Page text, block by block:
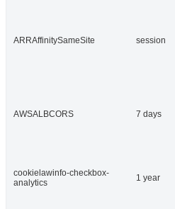
ARRAffinitySameSite session
AWSALBCORS 7 days
cookielawinfo-checkbox-
analytics
1 year